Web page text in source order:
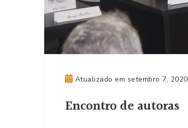
Atualizado em setembro 7, 2020
Encontro de autoras